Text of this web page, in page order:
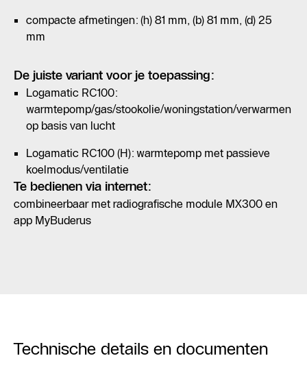
compacte afmetingen: (h) 81 mm, (b) 81 mm, (d) 25
mm
De juiste variant voor je toepassing:
Logamatic RC100:
warmtepomp/gas/stookolie/woningstation/verwarmen
op basis van lucht
Logamatic RC100 (H): warmtepomp met passieve
koelmodus/ventilatie
Te bedienen via internet:
combineerbaar met radiografische module MX300 en
app MyBuderus
Technische details en documenten